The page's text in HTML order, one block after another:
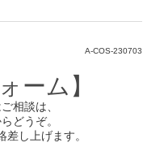
A-COS-230703
ーム】
相談は、
どうぞ。
し上げます。